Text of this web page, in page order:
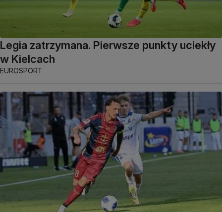
Legia zatrzymana. Pierwsze punkty uciekły
w Kielcach
EUROSPORT